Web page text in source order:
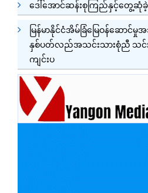
ဒေါ်အောင်ဆန်းစုကြည်နှင့်တွေ့ဆုံခဲ့
မြန်မာနိုင်ငံအိမ်ခြံမြေဝန်ဆောင်
နှစ်ပတ်လည်အသင်းသားစုံညီ သင်
ကျင်းပ